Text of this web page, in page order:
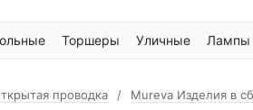
Торшеры Уличные Лампы
проводка Mureva Изделия в